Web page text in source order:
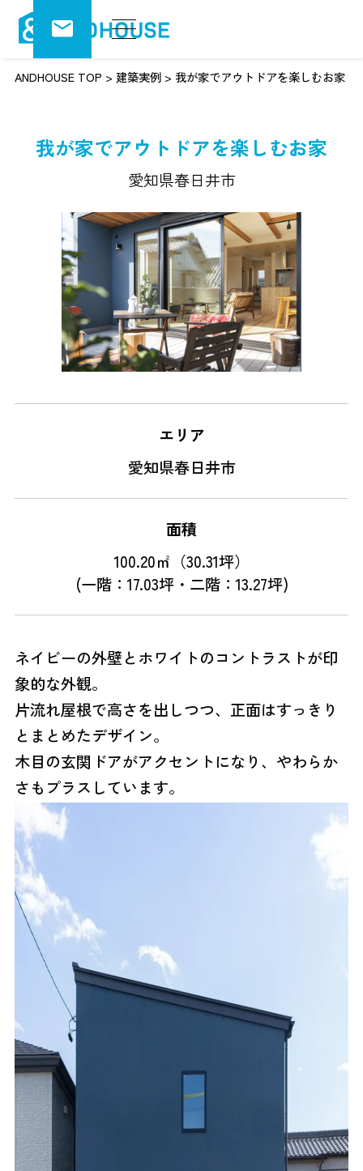
ANDHOUSE TOP > 建築実例> 我が家でアウトドアを楽しむお家
我が家でアウトドアを楽しむお家
愛知県春日井市
エリア
愛知県春日井市
面積
100.20㎡（30.31坪）
(一階：17.03坪・二階：13.27坪)
ネイビーの外壁とホワイトのコントラストが印
象的な外観。
片流れ屋根で高さを出しつつ、正面はすっきり
とまとめたデザイン。
木目の玄関ドアがアクセントになり、やわらか
さもプラスしています。